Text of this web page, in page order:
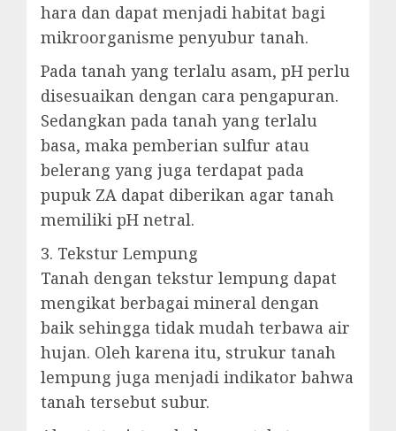
hara dan dapat menjadi habitat bagi
mikroorganisme penyubur tanah.
Pada tanah yang terlalu asam, pH perlu
disesuaikan dengan cara pengapuran.
Sedangkan pada tanah yang terlalu
basa, maka pemberian sulfur atau
belerang yang juga terdapat pada
pupuk ZA dapat diberikan agar tanah
memiliki pH netral.
3. Tekstur Lempung
Tanah dengan tekstur lempung dapat
mengikat berbagai mineral dengan
baik sehingga tidak mudah terbawa air
hujan. Oleh karena itu, strukur tanah
lempung juga menjadi indikator bahwa
tanah tersebut subur.